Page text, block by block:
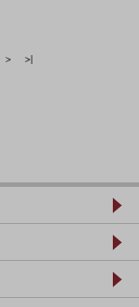
> »